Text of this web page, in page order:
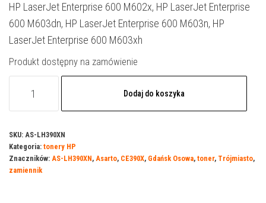
HP LaserJet Enterprise 600 M602x, HP LaserJet Enterprise
600 M603dn, HP LaserJet Enterprise 600 M603n, HP
LaserJet Enterprise 600 M603xh
Produkt dostępny na zamówienie
do
HP
90BXN
Dodaj do koszyka
SKU: AS-LH390XN
Kategoria: tonery HP
Znaczników: AS-LH390XN, Asarto, CE390X, Gdańsk Osowa, toner, Trójmiasto,
zamiennik